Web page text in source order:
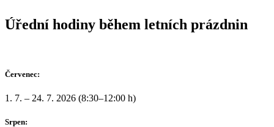
Úřední hodiny během letních prázdnin
Červenec:
1. 7. – 24. 7. 2026 (8:30–12:00 h)
Srpen: